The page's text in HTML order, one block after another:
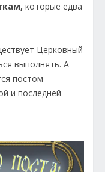
которые едва
Церковный
выполнять. А
постом
и последней